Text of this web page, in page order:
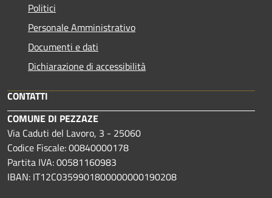
Politici
Personale Amministrativo
Documenti e dati
Dichiarazione di accessibilità
CONTATTI
COMUNE DI PEZZAZE
Via Caduti del Lavoro, 3 - 25060
Codice Fiscale: 00840000178
Partita IVA: 00581160983
IBAN: IT12C0359901800000000190208